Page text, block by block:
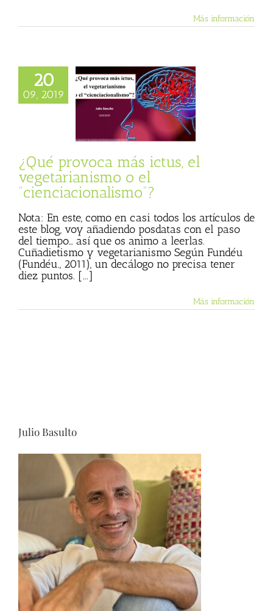
Más información
20
09, 2019
más ictus, el
o el
Basulto¿Qué provoca más ictus, el
vegetarianismo o el
“cienciacionalismo”?
Nota: En este, como en casi todos los artículos de
este blog, voy añadiendo posdatas con el paso
del tiempo… así que os animo a leerlas.
Cuñadietismo y vegetarianismo Según Fundéu
(Fundéu., 2011), un decálogo no precisa tener
diez puntos. [...]
Más información
Julio Basulto